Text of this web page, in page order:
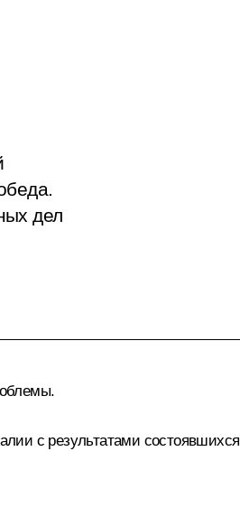
дел
с результатами состоявшихся